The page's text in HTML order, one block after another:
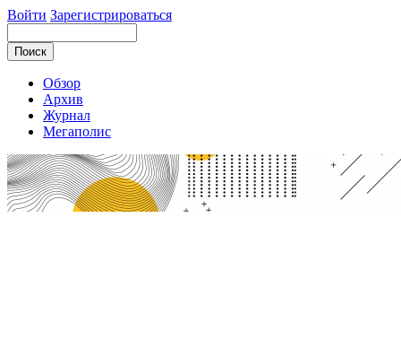
Войти Зарегистрироваться
Обзор
Архив
Журнал
Мегаполис